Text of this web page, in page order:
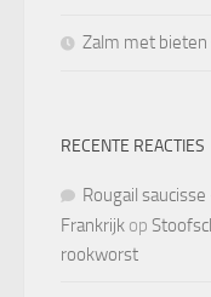
Zalm met
RECENTE REACTIES
Rougail
Frankrijk op
rookworst